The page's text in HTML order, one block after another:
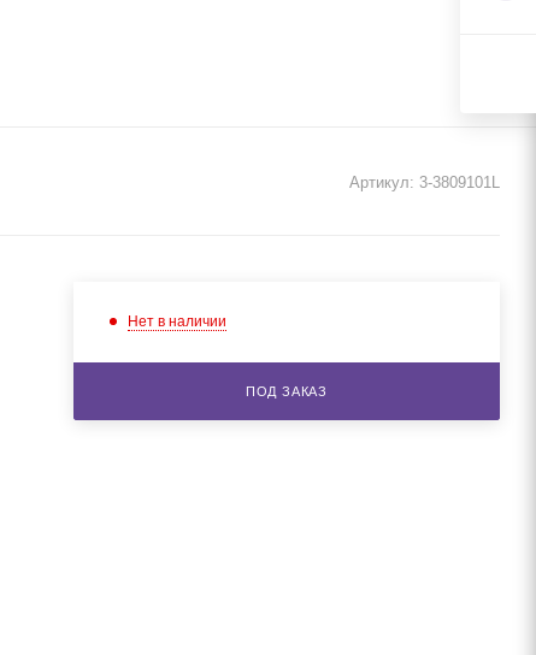
Артикул: 3-3809101L
Нет в наличии
ПОД ЗАКАЗ